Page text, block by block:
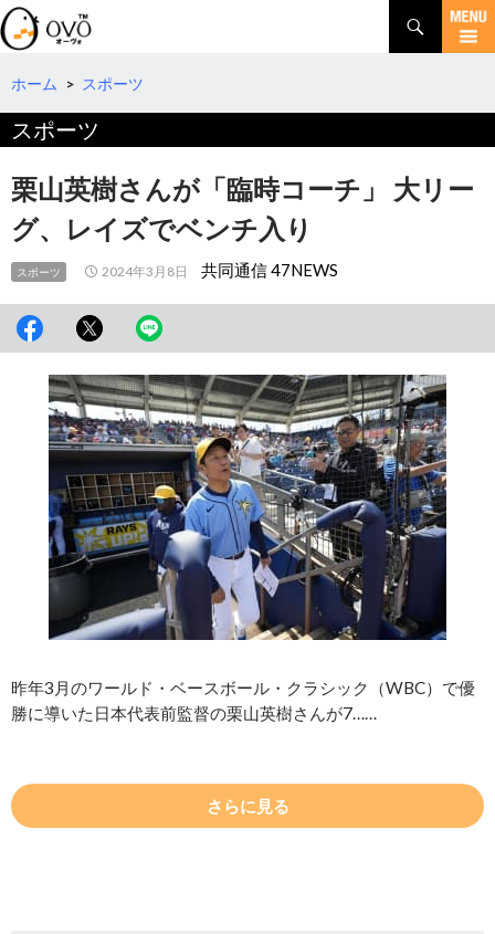
検
索
コ
テ
へ
移
動
ホーム > スポーツ
スポーツ
栗山英樹さんが「臨時コーチ」 大リー
グ、レイズでベンチ入り
スポーツ 2024年3月8日 共同通信 47NEWS
昨年3月のワールド・ベースボール・クラシック（WBC）で優
勝に導いた日本代表前監督の栗山英樹さんが7……
さらに見る